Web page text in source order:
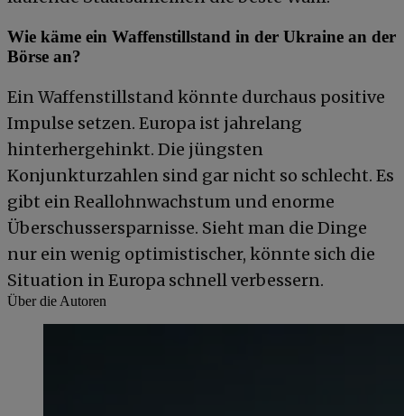
Wie käme ein Waffenstillstand in der Ukraine an der
Börse an?
Ein Waffenstillstand könnte durchaus positive
Impulse setzen. Europa ist jahrelang
hinterhergehinkt. Die jüngsten
Konjunkturzahlen sind gar nicht so schlecht. Es
gibt ein Reallohnwachstum und enorme
Überschussersparnisse. Sieht man die Dinge
nur ein wenig optimistischer, könnte sich die
Situation in Europa schnell verbessern.
Über die Autoren